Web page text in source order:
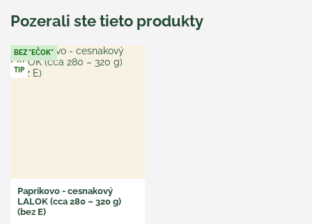
Pozerali ste tieto produkty
BEZ "EČOK"
TIP
Paprikovo - cesnakový
LALOK (cca 280 – 320 g)
(bez E)